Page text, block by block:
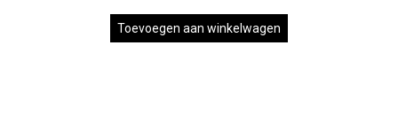
Toevoegen aan winkelwagen